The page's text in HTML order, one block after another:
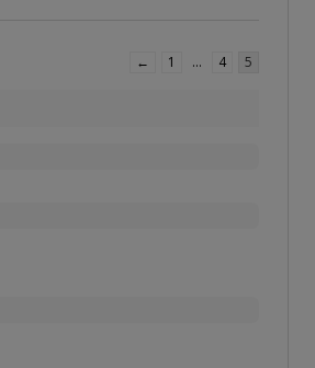
← 1 … 4 5